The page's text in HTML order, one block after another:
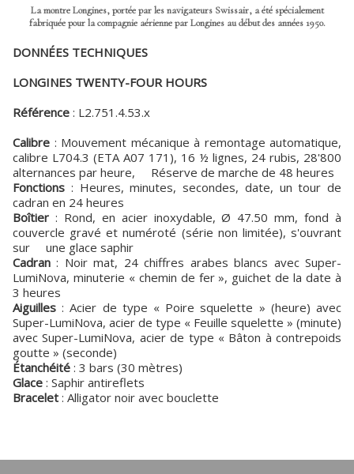
La montre Longines, portée par les navigateurs Swissair, a été spécialement
fabriquée pour la compagnie aérienne par Longines au début des années 1950.
DONNÉES TECHNIQUES
LONGINES TWENTY-FOUR HOURS
Référence : L2.751.4.53.x
Calibre : Mouvement mécanique à remontage automatique,
calibre L704.3 (ETA A07 171), 16 ½ lignes, 24 rubis, 28'800
alternances par heure, Réserve de marche de 48 heures
Fonctions : Heures, minutes, secondes, date, un tour de
cadran en 24 heures
Boîtier : Rond, en acier inoxydable, Ø 47.50 mm, fond à
couvercle gravé et numéroté (série non limitée), s'ouvrant
sur une glace saphir
Cadran: Noir mat, 24 chiffres arabes blancs avec Super-
LumiNova, minuterie « chemin de fer », guichet de la date à
3 heures
Aiguilles: Acier de type « Poire squelette » (heure) avec
Super-LumiNova, acier de type « Feuille squelette » (minute)
avec Super-LumiNova, acier de type « Bâton à contrepoids
goutte » (seconde)
Étanchéité : 3 bars (30 mètres)
Glace : Saphir antireflets
Bracelet : Alligator noir avec bouclette